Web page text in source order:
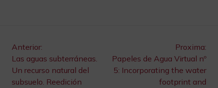
Navegación
de
Anterior:
Las aguas subterráneas.
Un recurso natural del
subsuelo. Reedición
Proxima:
Papeles de Agua Virtual nº
5: Incorporating the water
footprint and